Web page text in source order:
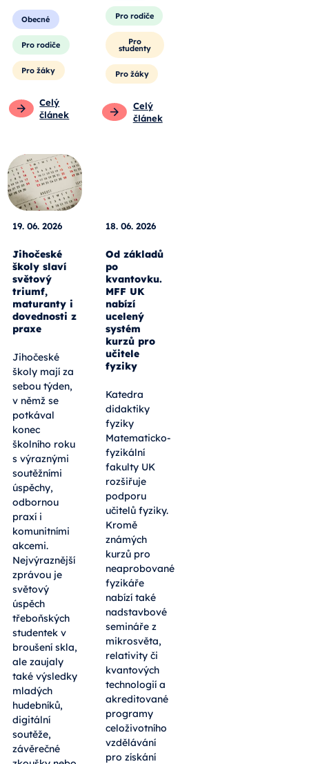
Obecné
Pro rodiče
Pro žáky
Celý
článek
Pro rodiče
Pro
studenty
Pro žáky
Celý
článek
19. 06. 2026
Jihočeské
školy slaví
světový
triumf,
maturanty i
dovednosti z
praxe
Jihočeské
školy mají za
sebou týden,
v němž se
potkával
konec
školního roku
s výraznými
soutěžními
úspěchy,
odbornou
praxí i
komunitními
akcemi.
Nejvýraznější
zprávou je
světový
úspěch
třeboňských
studentek v
broušení skla,
ale zaujaly
také výsledky
mladých
hudebníků,
digitální
soutěže,
závěrečné
18. 06. 2026
Od základů
po
kvantovku.
MFF UK
nabízí
ucelený
systém
kurzů pro
učitele
fyziky
Katedra
didaktiky
fyziky
Matematicko-
fyzikální
fakulty UK
rozšiřuje
podporu
učitelů fyziky.
Kromě
známých
kurzů pro
neaprobované
fyzikáře
nabízí také
nadstavbové
semináře z
mikrosvěta,
relativity či
kvantových
technologií a
akreditované
programy
celoživotního
vzdělávání
pro získání